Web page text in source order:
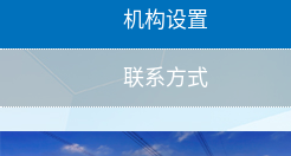
机构设置
联系方式